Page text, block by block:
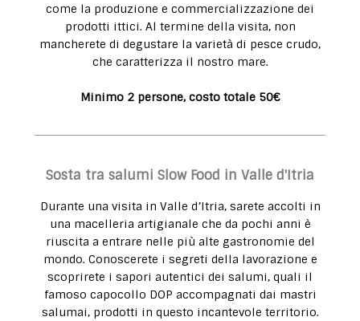
come la produzione e commercializzazione dei
prodotti ittici. Al termine della visita, non
mancherete di degustare la varietà di pesce crudo,
che caratterizza il nostro mare.
Minimo 2 persone, costo totale 50€
Sosta tra salumi Slow Food in Valle d'Itria
Durante una visita in Valle d’Itria, sarete accolti in
una macelleria artigianale che da pochi anni è
riuscita a entrare nelle più alte gastronomie del
mondo. Conoscerete i segreti della lavorazione e
scoprirete i sapori autentici dei salumi, quali il
famoso capocollo DOP accompagnati dai mastri
salumai, prodotti in questo incantevole territorio.